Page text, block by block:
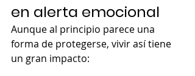
en alerta emocional
Aunque al principio parece una
forma de protegerse, vivir así tiene
un gran impacto: